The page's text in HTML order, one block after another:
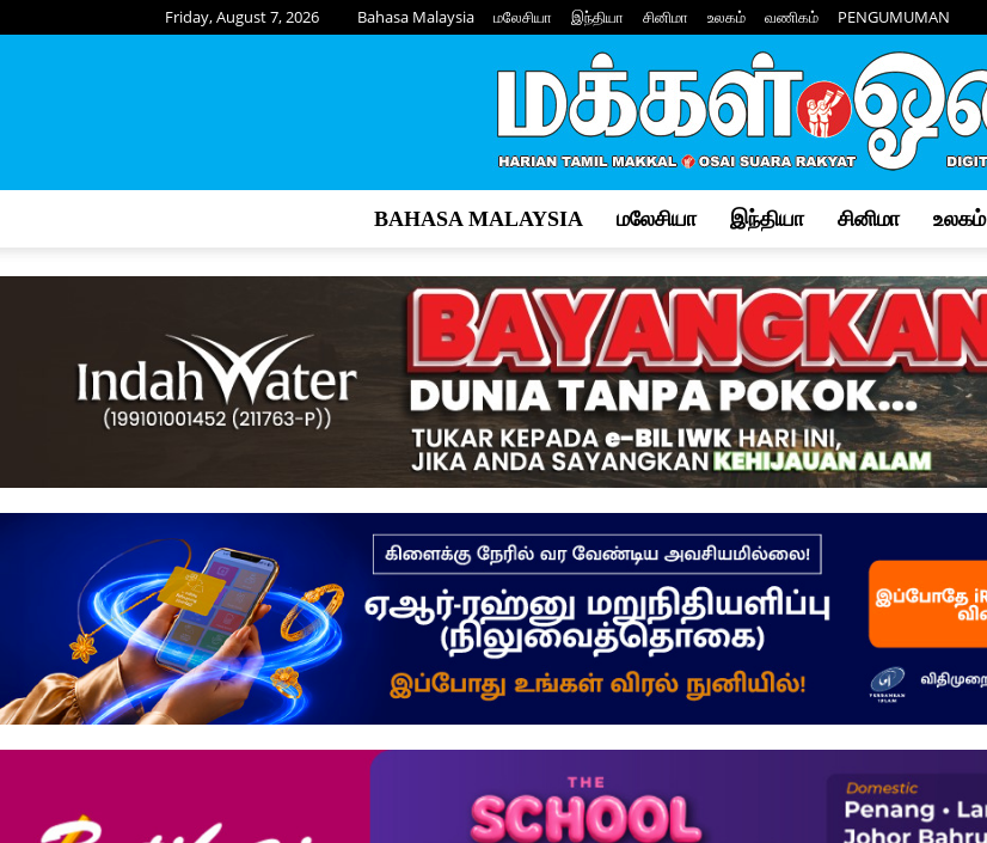
Friday, August 7, 2026 Bahasa Malaysia மலேசியா இந்தியா சினிமா உலகம் வணிகம் PENGUMUMAN
Osai
–
மக்கள்
BAHASA MALAYSIA மலேசியா இந்தியா சினிமா உலகம்